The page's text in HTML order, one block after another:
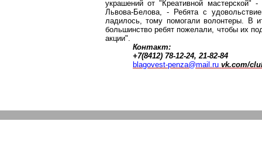
украшений от " Креативной мастерской" -
Львова-Белова, - Ребята с
ладилось, тому помогали волонтеры. В
большинство ребят пожелали, чтобы их
акции".
Контакт:
+7(8412) 78-12-24, 21-82-84
blagovest-penza@mail.ru vk.com/